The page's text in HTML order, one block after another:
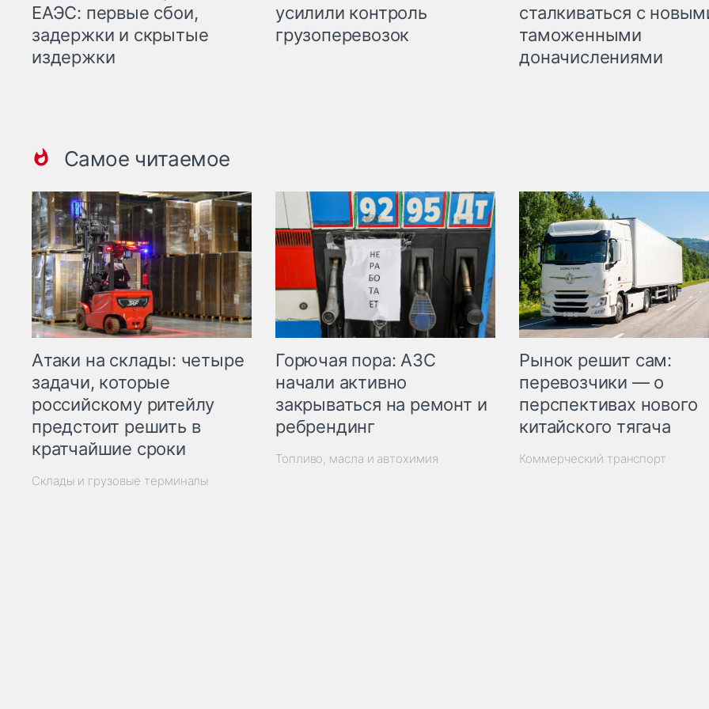
ЕАЭС: первые сбои,
задержки и скрытые
издержки
усилили контроль
грузоперевозок
сталкиваться с
таможенными
доначислениями
Самое читаемое
Атаки на склады: четыре
задачи, которые
российскому ритейлу
предстоит решить в
кратчайшие сроки
Склады и грузовые терминалы
Горючая пора: АЗС
начали активно
закрываться на ремонт и
ребрендинг
Топливо, масла и автохимия
Рынок решит сам:
перевозчики — о
перспективах нового
китайского тягача
Коммерческий транспорт